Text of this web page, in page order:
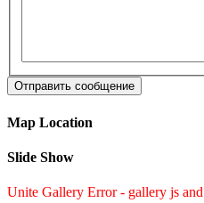
Отправить сообщение
Map Location
Slide Show
Unite Gallery Error - gallery js